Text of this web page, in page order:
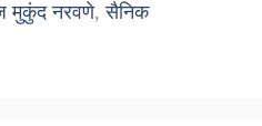
मुकुंद नरवणे,सैनिक